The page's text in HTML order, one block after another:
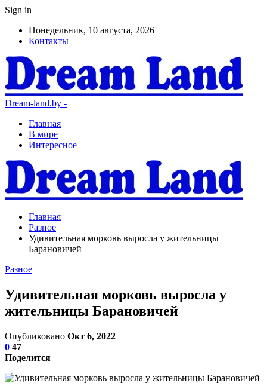
Sign in
Понедельник, 10 августа, 2026
Контакты
Dream-land.by -
Главная
В мире
Интересное
Главная
Разное
Удивительная морковь выросла у жительницы
Барановичей
Разное
Удивительная морковь выросла у
жительницы Барановичей
Опубликовано Окт 6, 2022
0 47
Поделится